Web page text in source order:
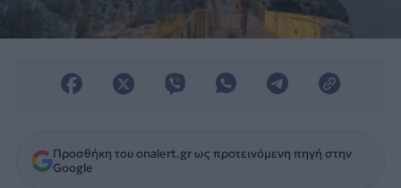
Προσθήκη του onalert.gr ως προτεινόμενη πηγή στην
Google